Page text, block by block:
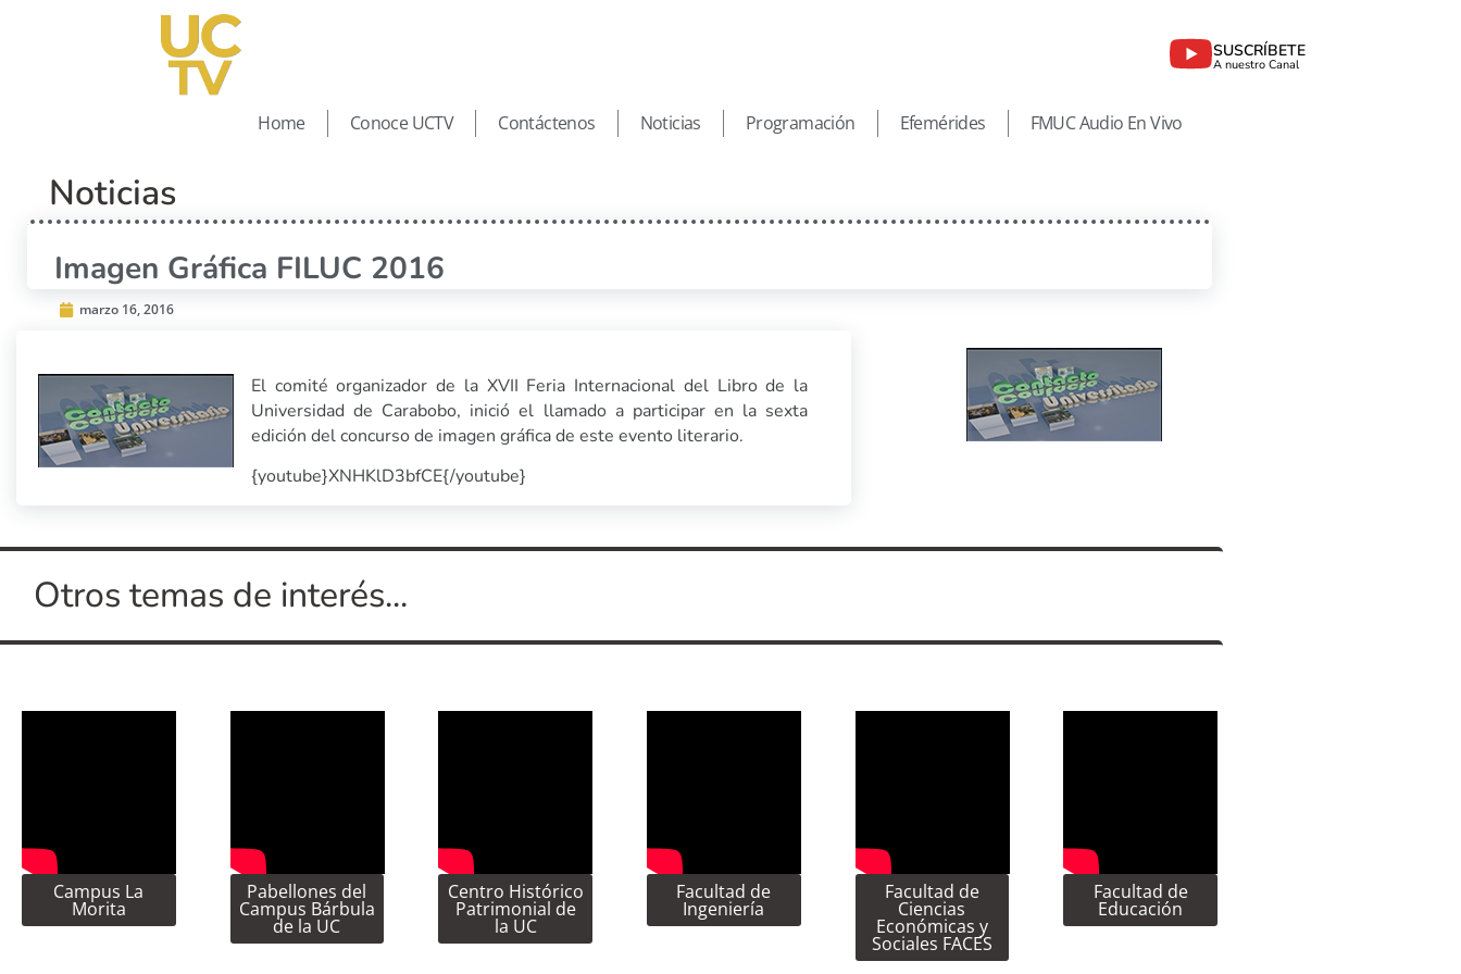
SUSCRÍBETE
A nuestro Canal
Home Conoce UCTV Contáctenos Noticias Programación Efemérides FMUC Audio En Vivo
Noticias
Imagen Gráfica FILUC 2016
marzo 16, 2016
El comité organizador de la XVII Feria Internacional del Libro de la
Universidad de Carabobo, inició el llamado a participar en la sexta
edición del concurso de imagen gráfica de este evento literario.
{youtube}XNHKlD3bfCE{/youtube}
Otros temas de interés...
Campus La
Morita
Pabellones del
Campus Bárbula
de la UC
Centro Histórico
Patrimonial de
la UC
Facultad de
Ingeniería
Facultad de
Ciencias
Económicas y
Sociales FACES
Facultad de
Educación